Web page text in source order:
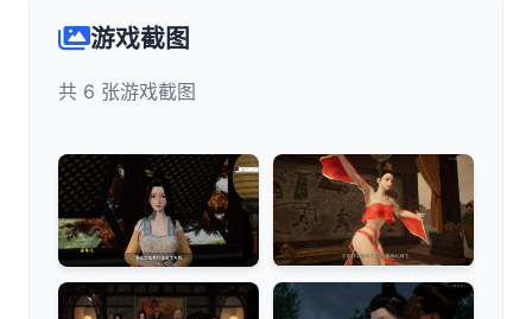
游戏截图
共 6 张游戏截图